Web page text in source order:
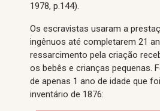
1978, p.144).
Os escravistas usaram a
ingênuos até completarem 21
ressarcimento pela criação
os bebês e crianças pequenas.
de apenas 1 ano de idade que
inventário de 1876: